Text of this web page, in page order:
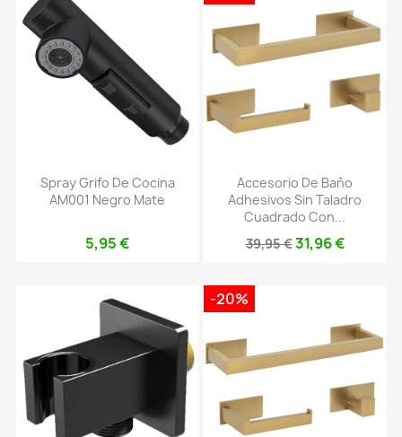
Spray Grifo De Cocina
AM001 Negro Mate
5,95 €
Accesorio De Baño
Adhesivos Sin Taladro
Cuadrado Con...
39,95 €31,96 €
-20%